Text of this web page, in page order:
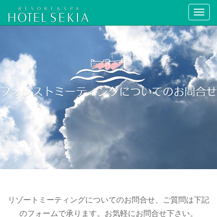
リゾートミーティングについてのお問合せ、ご質問は下記
のフォームで承ります。お気軽にお問合せ下さい。